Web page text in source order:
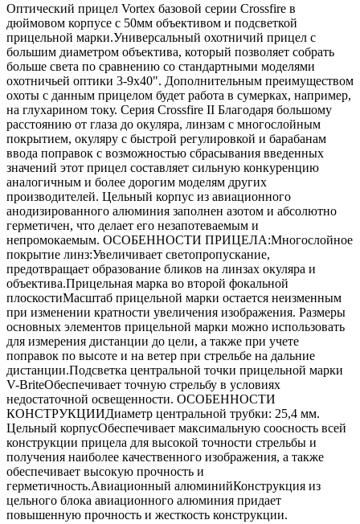
Оптический прицел Vortex базовой серии Crossfire в
дюймовом корпусе с 50мм объективом и подсветкой
прицельной марки.Универсальный охотничий прицел с
большим диаметром объектива, который позволяет собрать
больше света по сравнению со стандартными моделями
охотничьей оптики 3-9х40". Дополнительным преимуществом
охоты с данным прицелом будет работа в сумерках, например,
на глухарином току. Серия Crossfire II Благодаря большому
расстоянию от глаза до окуляра, линзам с многослойным
покрытием, окуляру с быстрой регулировкой и барабанам
ввода поправок с возможностью сбрасывания введенных
значений этот прицел составляет сильную конкуренцию
аналогичным и более дорогим моделям других
производителей. Цельный корпус из авиационного
анодизированного алюминия заполнен азотом и абсолютно
герметичен, что делает его незапотеваемым и
непромокаемым. ОСОБЕННОСТИ ПРИЦЕЛА:Многослойное
покрытие линз:Увеличивает светопропускание,
предотвращает образование бликов на линзах окуляра и
объектива.Прицельная марка во второй фокальной
плоскостиМасштаб прицельной марки остается неизменным
при изменении кратности увеличения изображения. Размеры
основных элементов прицельной марки можно использовать
для измерения дистанции до цели, а также при учете
поправок по высоте и на ветер при стрельбе на дальние
дистанции.Подсветка центральной точки прицельной марки
V-BriteОбеспечивает точную стрельбу в условиях
недостаточной освещенности. ОСОБЕННОСТИ
КОНСТРУКЦИИДиаметр центральной трубки: 25,4 мм.
Цельный корпусОбеспечивает максимальную соосность всей
конструкции прицела для высокой точности стрельбы и
получения наиболее качественного изображения, а также
обеспечивает высокую прочность и
герметичность.Авиационный алюминийКонструкция из
цельного блока авиационного алюминия придает
повышенную прочность и жесткость конструкции.